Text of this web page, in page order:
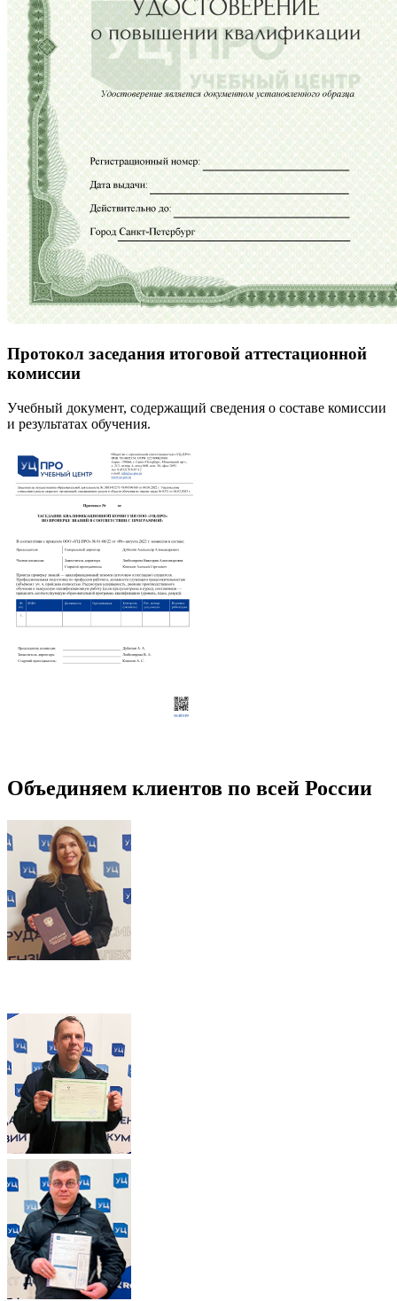
Протокол заседания итоговой аттестационной
комиссии
Учебный документ, содержащий сведения о составе комиссии
и результатах обучения.
Объединяем клиентов по всей России